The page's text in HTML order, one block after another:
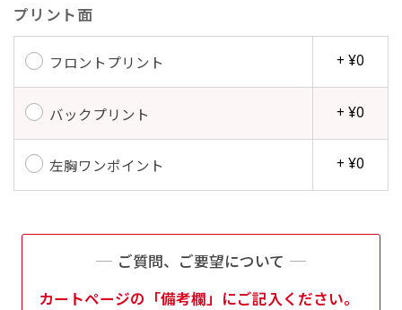
プリント面
フロントプリント + ¥0
バックプリント + ¥0
左胸ワンポイント + ¥0
ご質問、ご要望について
カートページの「備考欄」にご記入ください。